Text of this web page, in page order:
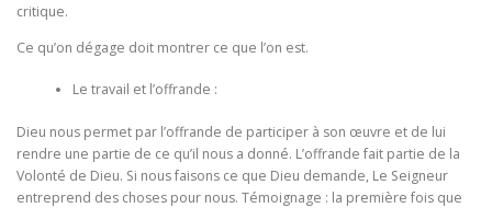
critique.
Ce qu’on dégage doit montrer ce que l’on est.
Le travail et l’offrande :
Dieu nous permet par l’offrande de participer à son œuvre et de lui
rendre une partie de ce qu’il nous a donné. L’offrande fait partie de la
Volonté de Dieu. Si nous faisons ce que Dieu demande, Le Seigneur
entreprend des choses pour nous. Témoignage : la première fois que